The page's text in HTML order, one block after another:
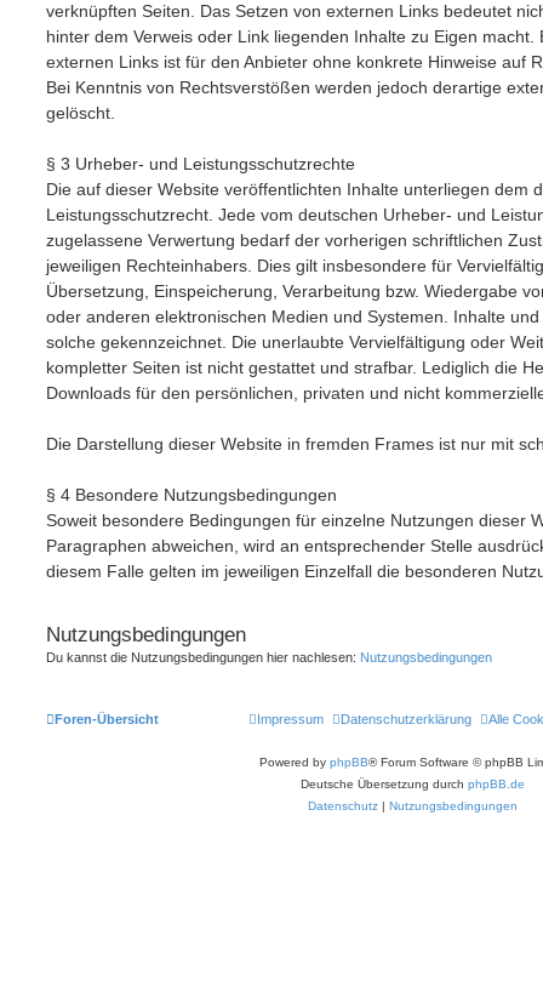
verknüpften Seiten. Das Setzen von externen Links bedeutet
hinter dem Verweis oder Link liegenden Inhalte zu Eigen macht.
externen Links ist für den Anbieter ohne konkrete Hinweise auf
Bei Kenntnis von Rechtsverstößen werden jedoch derartige
gelöscht.
§ 3 Urheber- und Leistungsschutzrechte
Die auf dieser Website veröffentlichten Inhalte unterliegen dem
Leistungsschutzrecht. Jede vom deutschen Urheber- und
zugelassene Verwertung bedarf der vorherigen schriftlichen
jeweiligen Rechteinhabers. Dies gilt insbesondere für
Übersetzung, Einspeicherung, Verarbeitung bzw. Wiedergabe
oder anderen elektronischen Medien und Systemen. Inhalte
solche gekennzeichnet. Die unerlaubte Vervielfältigung oder
kompletter Seiten ist nicht gestattet und strafbar. Lediglich die
Downloads für den persönlichen, privaten und nicht
Die Darstellung dieser Website in fremden Frames ist nur mit
§ 4 Besondere Nutzungsbedingungen
Soweit besondere Bedingungen für einzelne Nutzungen dieser
Paragraphen abweichen, wird an entsprechender Stelle
diesem Falle gelten im jeweiligen Einzelfall die besonderen
Nutzungsbedingungen
Du kannst die Nutzungsbedingungen hier nachlesen: Nutzungsbedingungen
Foren-Übersicht Alle
Datenschutzerklärung
Impressum
Powered by phpBB® Forum Software © phpBB
Deutsche Übersetzung durch phpBB.de
Datenschutz | Nutzungsbedingungen